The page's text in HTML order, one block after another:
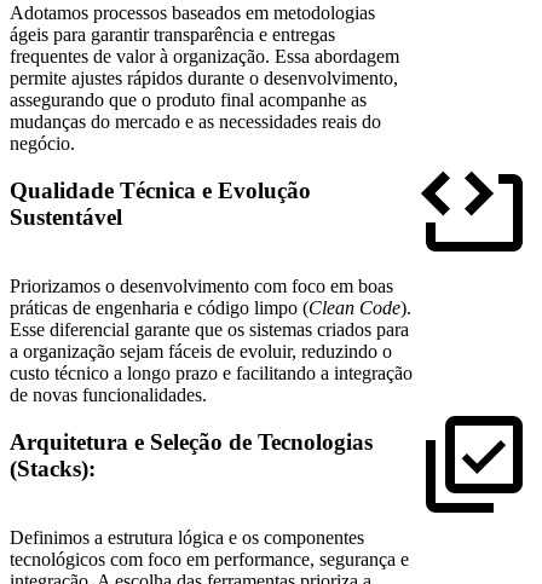
Adotamos processos baseados em metodologias
ágeis para garantir transparência e entregas
frequentes de valor à organização. Essa abordagem
permite ajustes rápidos durante o desenvolvimento,
assegurando que o produto final acompanhe as
mudanças do mercado e as necessidades reais do
negócio.
Qualidade Técnica e Evolução
Sustentável
Priorizamos o desenvolvimento com foco em boas
práticas de engenharia e código limpo (Clean Code).
Esse diferencial garante que os sistemas criados para
a organização sejam fáceis de evoluir, reduzindo o
custo técnico a longo prazo e facilitando a integração
de novas funcionalidades.
Arquitetura e Seleção de Tecnologias
(Stacks):
Definimos a estrutura lógica e os componentes
tecnológicos com foco em performance, segurança e